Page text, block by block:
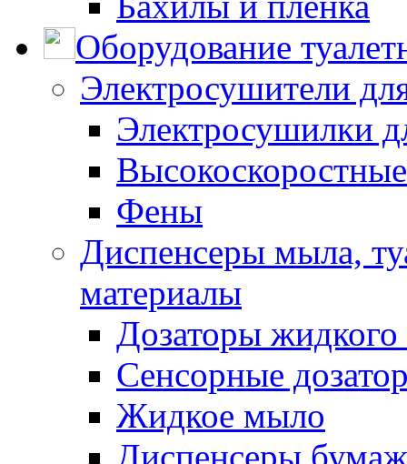
Оборудование
Электросушители
Электросушилки
Фены
Диспенсеры мыла,
материалы
Дозаторы
Сенсорные
Жидкое мыло
Диспенсеры